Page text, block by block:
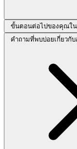
ขั้นตอนต่อไปของคุณใน
คำถามที่พบบ่อยเกี่ยวกั